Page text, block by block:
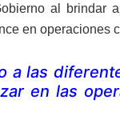
al brindar
en
a las
en las